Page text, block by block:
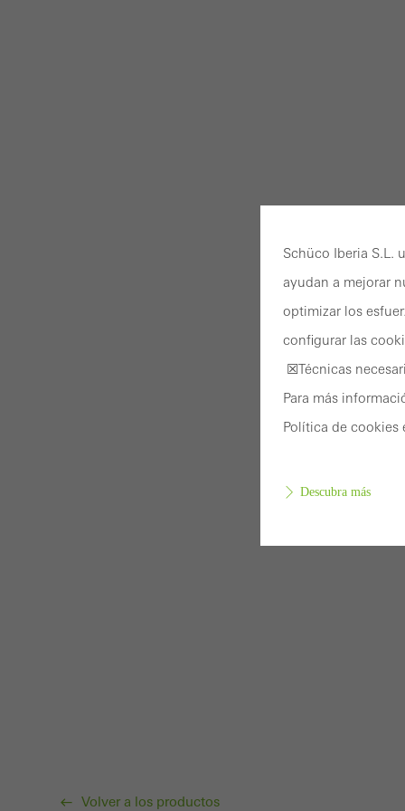
Volver a los productos
Schüco Iberia S.L.
ayudan a mejorar
optimizar los
configurar las
☒Técnicas
Para más
Política de cookies
Descubra más
Se